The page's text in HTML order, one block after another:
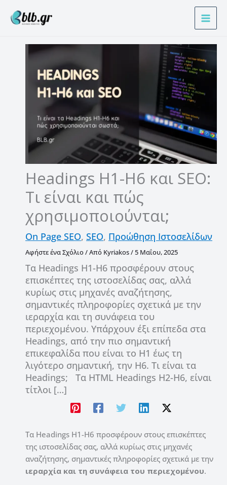
στο
Headings H1-H6 και SEO:
Τι είναι και πώς
χρησιμοποιούνται;
On Page SEO, SEO, Προώθηση Ιστοσελίδων
Αφήστε ένα Σχόλιο/ Από Kyriakos/5 Μαΐου, 2025
Τα Headings H1-H6 προσφέρουν στους
επισκέπτες της ιστοσελίδας σας, αλλά
κυρίως στις μηχανές αναζήτησης,
σημαντικές πληροφορίες σχετικά με την
ιεραρχία και τη συνάφεια του
περιεχομένου. Υπάρχουν έξι επίπεδα στα
Headings, από την πιο σημαντική
επικεφαλίδα που είναι το H1 έως τη
λιγότερο σημαντική, την H6. Τι είναι τα
Headings; Τα HTML Headings H2-H6, είναι
τίτλοι […]
Τα Headings H1-H6 προσφέρουν στους επισκέπτες
της ιστοσελίδας σας, αλλά κυρίως στις μηχανές
αναζήτησης, σημαντικές πληροφορίες σχετικά με την
ιεραρχία και τη συνάφεια του περιεχομένου.
ν